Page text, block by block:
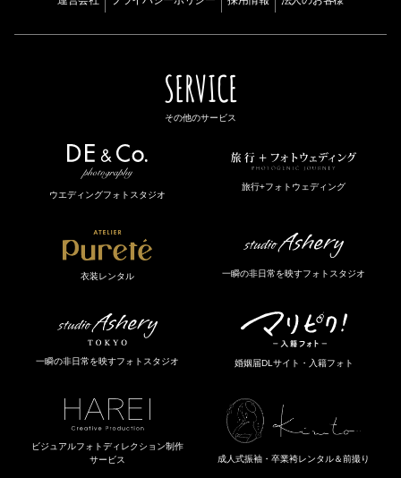
SERVICE
その他のサービス
ウエディングフォトスタジオ
旅行+フォトウェディング
衣装レンタル 一瞬の非日常を映すフォトスタジオ
一瞬の非日常を映すフォトスタジオ 婚姻届DLサイト・入籍フォト
ビジュアルフォトディレクション制作
サービス
成人式振袖・卒業袴レンタル＆前撮り